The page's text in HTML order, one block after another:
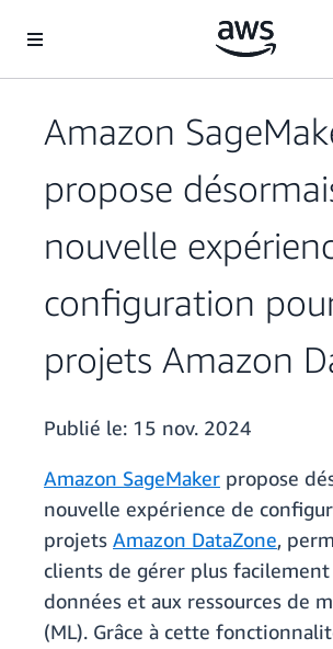
Amazon
propose
nouvelle
configuration
projets Amazon
Publié le: 15 nov. 2024
Amazon SageMaker propose
nouvelle expérience de
projets Amazon DataZone,
clients de gérer plus facilement
données et aux ressources de
(ML). Grâce à cette